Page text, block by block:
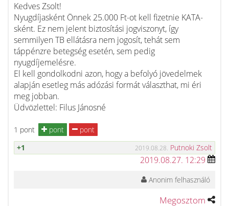
Kedves Zsolt!
Nyugdíjasként Önnek 25.000 Ft-ot kell fizetnie KATA-
sként. Ez nem jelent biztosítási jogviszonyt, így
semmilyen TB ellátásra nem jogosít, tehát sem
táppénzre betegség esetén, sem pedig
nyugdíjemelésre.
El kell gondolkodni azon, hogy a befolyó jövedelmek
alapján esetleg más adózási formát választhat, mi éri
meg jobban.
Üdvözlettel: Filus Jánosné
1 pont pont
pont
+1
2019.08.28. Putnoki Zsolt
2019.08.27. 12:29
Anonim felhasználó
Megosztom